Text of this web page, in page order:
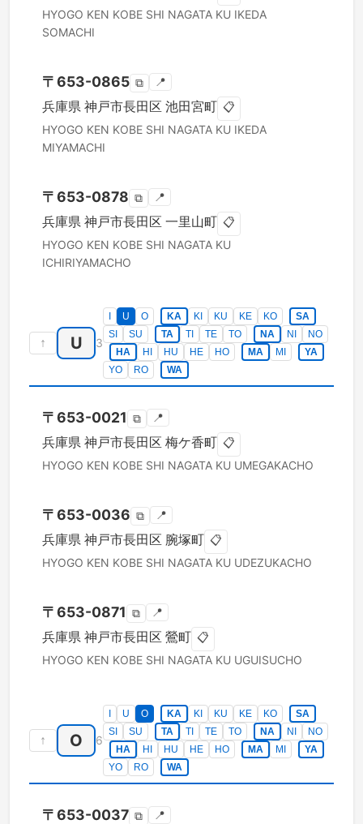
HYOGO KEN KOBE SHI NAGATA KU IKEDA
SOMACHI
〒653-0865 ⧉ 📍
兵庫県 神戸市長田区 池田宮町 📋
HYOGO KEN KOBE SHI NAGATA KU IKEDA
MIYAMACHI
〒653-0878 ⧉ 📍
兵庫県 神戸市長田区 一里山町 📋
HYOGO KEN KOBE SHI NAGATA KU
ICHIRIYAMACHO
↑ U 3
U O KA KI KU KE KO
SA
SI
SU TA TI TE TO NA NI
NO
HA
HI HU HE HO MA MI
YA
YO
RO WA
〒653-0021 ⧉ 📍
兵庫県 神戸市長田区 梅ケ香町 📋
HYOGO KEN KOBE SHI NAGATA KU UMEGAKACHO
〒653-0036 ⧉ 📍
兵庫県 神戸市長田区 腕塚町 📋
HYOGO KEN KOBE SHI NAGATA KU UDEZUKACHO
〒653-0871 ⧉ 📍
兵庫県 神戸市長田区 鶯町 📋
HYOGO KEN KOBE SHI NAGATA KU UGUISUCHO
↑ O 6
U O KA KI KU KE KO
SA
SI
SU TA TI TE TO NA NI
NO
HA
HI HU HE HO MA MI
YA
YO
RO WA
〒653-0037 ⧉ 📍